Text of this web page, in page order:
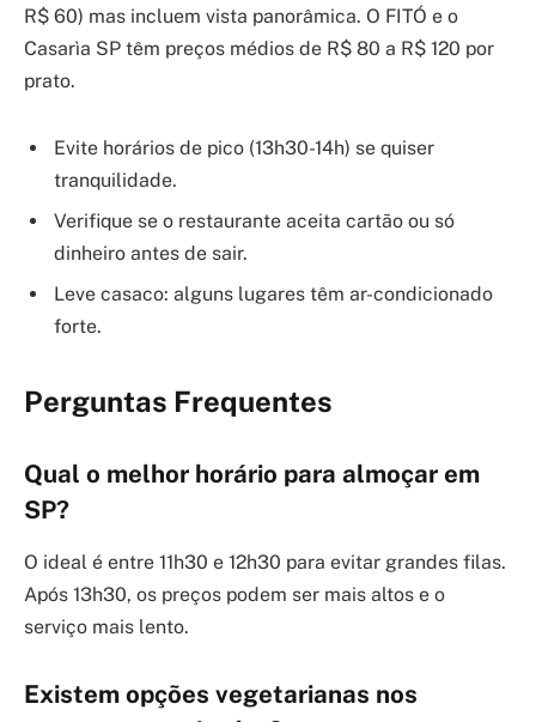
R$ 60) mas incluem vista panorâmica. O FITÓ e o
Casarìa SP têm preços médios de R$ 80 a R$ 120 por
prato.
Evite horários de pico (13h30-14h) se quiser
tranquilidade.
Verifique se o restaurante aceita cartão ou só
dinheiro antes de sair.
Leve casaco: alguns lugares têm ar-condicionado
forte.
Perguntas Frequentes
Qual o melhor horário para almoçar em
SP?
O ideal é entre 11h30 e 12h30 para evitar grandes filas.
Após 13h30, os preços podem ser mais altos e o
serviço mais lento.
Existem opções vegetarianas nos